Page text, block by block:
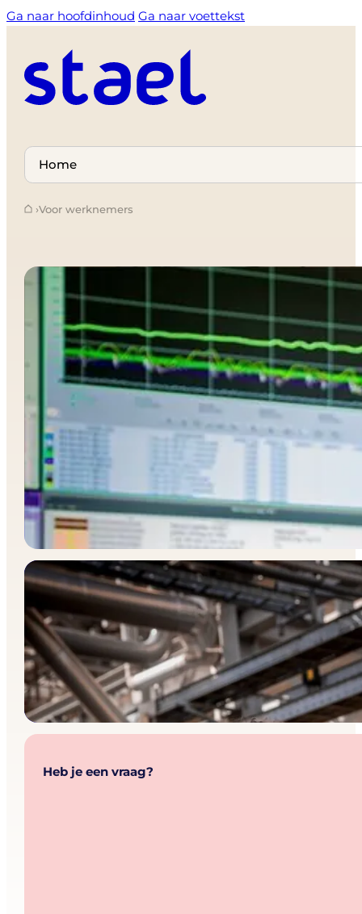
Ga naar hoofdinhoud Ga naar voettekst
Select
page
›Voor werknemers
Heb je een vraag?